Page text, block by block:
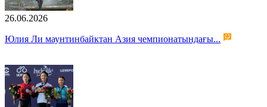
26.06.2026
Юлия Ли маунтинбайктан Азия чемпионатындағы...